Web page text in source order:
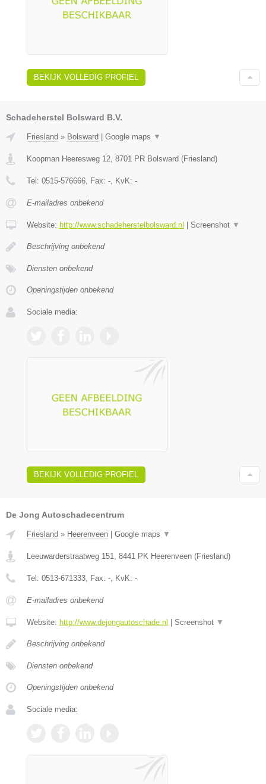
BEKIJK VOLLEDIG PROFIEL
Schadeherstel Bolsward B.V.
Friesland » Bolsward Google maps ▼
Koopman Heeresweg 12, 8701 PR Bolsward (Friesland)
Tel: 0515-576666, Fax: -, KvK: -
E-mailadres onbekend
Website: http://www.schadeherstelbolsward.nl Screenshot ▼
Beschrijving onbekend
Diensten onbekend
Openingstijden onbekend
Sociale media:
BEKIJK VOLLEDIG PROFIEL
De Jong Autoschadecentrum
Friesland » Heerenveen Google maps ▼
Leeuwarderstraatweg 151 8441 PK Heerenveen (Friesland)
Tel: 0513-671333 , Fax: - , KvK: -
E-mailadres onbekend
Website: http://www.dejongautoschade.nl Screenshot ▼
Beschrijving onbekend
Diensten onbekend
Openingstijden onbekend
Sociale media: